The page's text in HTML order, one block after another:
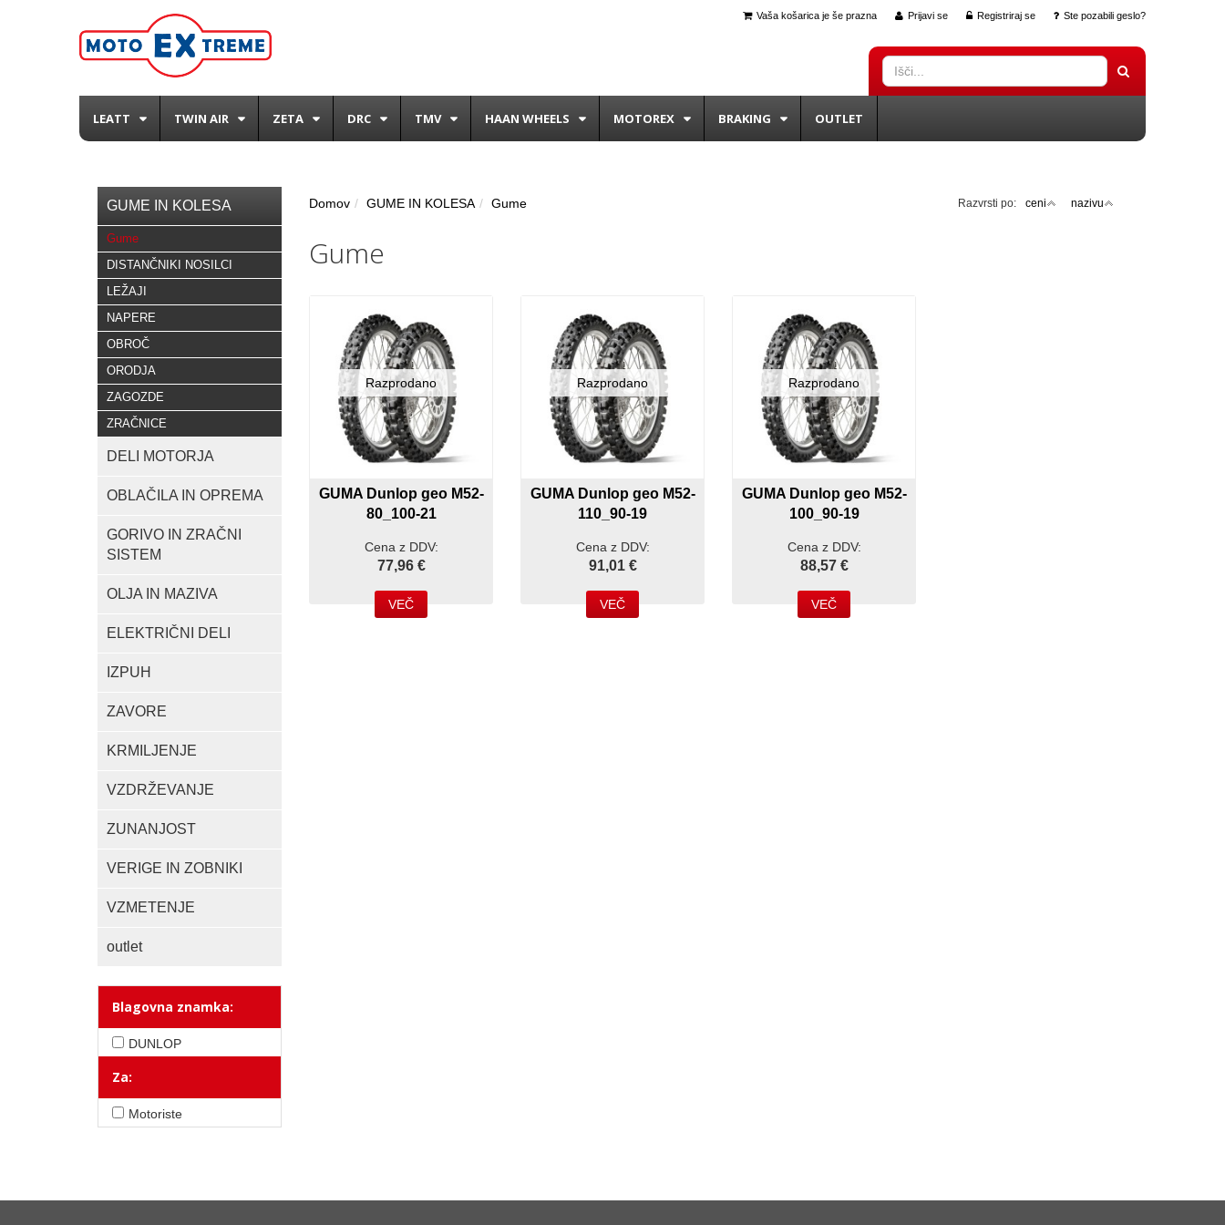
Prijavi se Registriraj se Ste pozabili geslo?
Vaša košarica je še prazna
LEATT TWIN AIR ZETA DRC TMV HAAN WHEELS MOTOREX BRAKING OUTLET
GUME IN KOLESA
Gume
DISTANČNIKI NOSILCI
LEŽAJI
NAPERE
OBROČ
ORODJA
ZAGOZDE
ZRAČNICE
DELI MOTORJA
OBLAČILA IN OPREMA
GORIVO IN ZRAČNI
SISTEM
OLJA IN MAZIVA
ELEKTRIČNI DELI
IZPUH
ZAVORE
KRMILJENJE
VZDRŽEVANJE
ZUNANJOST
VERIGE IN ZOBNIKI
VZMETENJE
outlet
Blagovna znamka:
DUNLOP
Za:
Motoriste
Domov GUME IN KOLESA Gume Razvrsti po: ceni nazivu
Gume
Razprodano
GUMA Dunlop geo M52-
80_100-21
Cena z DDV:
77,96 €
VEČ
Razprodano
GUMA Dunlop geo M52-
110_90-19
Cena z DDV:
91,01 €
VEČ
Razprodano
GUMA Dunlop geo M52-
100_90-19
Cena z DDV:
88,57 €
VEČ